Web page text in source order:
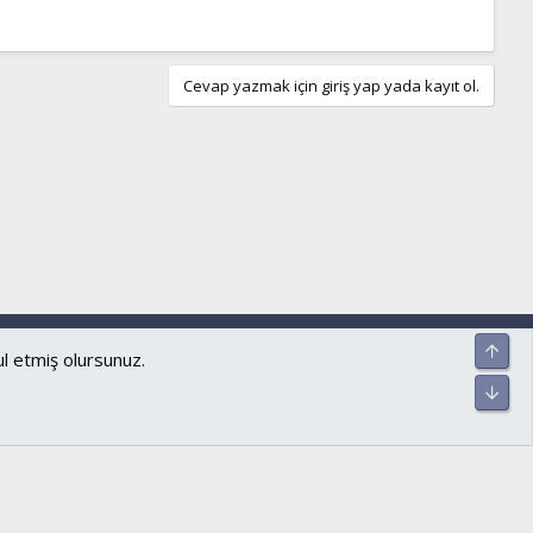
Cevap yazmak için giriş yap yada kayıt ol.
R
S
etmiş olursunuz.
Üst
Alt